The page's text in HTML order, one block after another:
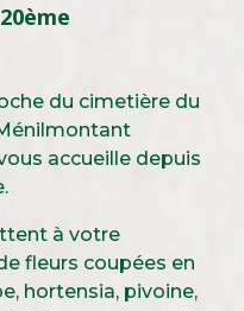
du cimetière du
accueille depuis
à votre
fleurs coupées en
hortensia, pivoine,